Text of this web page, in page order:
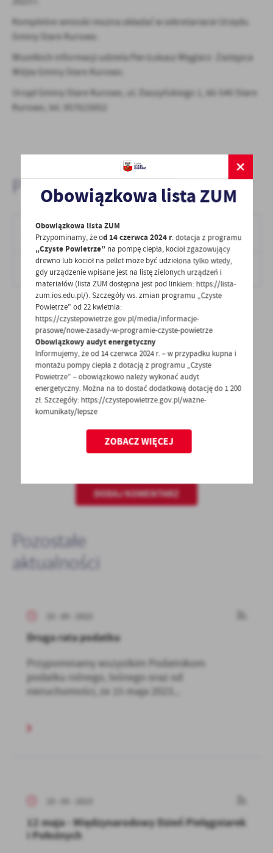
Kompletne wnioski można składać w sekretariacie Urzędu
Gminy Stare Kurowo.
Wszelkich informacji udziela Pan Łukasz Węglarz- Zastępca
Wójta Gminy Stare Kurowo.
Urząd Gminy Stare Kurowo, ul. Daszyńskiego 1, 66-540 Stare
Kurowo, tel. 957615052
Pliki do pobrania:
Wniosek o dofinansowanie prac związanych z
usuwaniem azbestu
Format: DOC,54.5 KB POBIERZ
POWRÓT UDOSTĘPNIJ
POPRZEDNI NASTĘPNY
Spodobała Ci się informacja? Zostaw nam swoją opinię
- to dla Ciebie staramy się być najlepsi, a Twoje zdanie
bardzo nam w tym pomoże!
DODAJ KOMENTARZ
Pozostałe
aktualności
Druga rata podatku
Przypominamy wszystkim Podatnikom
podatku rolnego, leśnego oraz od
nieruchomości, że 15 maja 2023...
12 maja - Międzynarodowy Dzień Pielęgniarek
i Położnych
Obowiązkowa lista ZUM
Obowiązkowa lista ZUM
Przypominamy, że od 14 czerwca 2024 r. dotacja z programu
„Czyste Powietrze” na pompę ciepła, kocioł zgazowujący
drewno lub kocioł na pellet może być udzielona tylko wtedy,
gdy urządzenie wpisane jest na listę zielonych urządzeń i
materiałów (lista ZUM dostępna jest pod linkiem: https://lista-
zum.ios.edu.pl/). Szczegóły ws. zmian programu „Czyste
Powietrze” od 22 kwietnia:
https://czystepowietrze.gov.pl/media/informacje-
prasowe/nowe-zasady-w-programie-czyste-powietrze
Obowiązkowy audyt energetyczny
Informujemy, że od 14 czerwca 2024 r. – w przypadku kupna i
montażu pompy ciepła z dotacją z programu „Czyste
Powietrze” – obowiązkowo należy wykonać audyt
energetyczny. Można na to dostać dodatkową dotację do 1 200
zł. Szczegóły: https://czystepowietrze.gov.pl/wazne-
komunikaty/lepsze
ZOBACZ WIĘCEJ